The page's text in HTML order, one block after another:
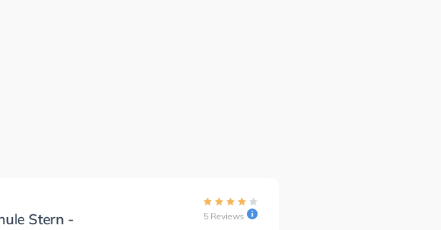
Stern -
5 Reviews